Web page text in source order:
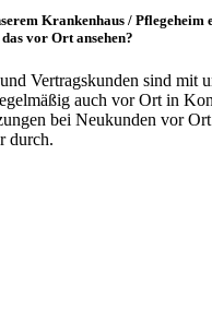
Krankenhaus / Pflegeheim
vor Ort ansehen?
Vertragskunden sind mit
auch vor Ort in
bei Neukunden vor
durch.